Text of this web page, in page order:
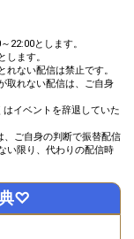
22:00とします。
します。
れない配信は禁止です。
取れない配信は、ご自身
イベントを辞退していた
、ご自身の判断で振替配信
い限り、代わりの配信時
♡